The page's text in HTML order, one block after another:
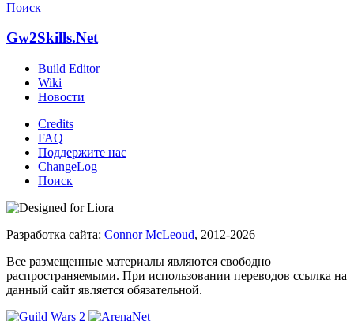
Поиск
Gw2Skills.Net
Build Editor
Wiki
Новости
Credits
FAQ
Поддержите нас
ChangeLog
Поиск
Разработка сайта: Connor McLeoud, 2012-2026
Все размещенные материалы являются свободно
распространяемыми. При использовании переводов ссылка на
данный сайт является обязательной.